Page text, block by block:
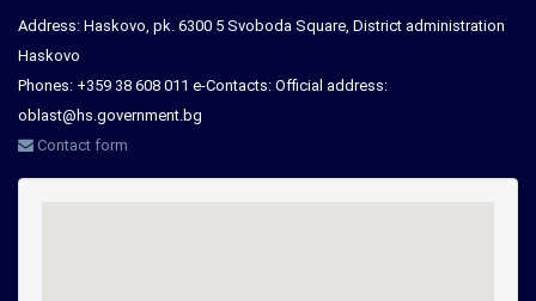
Address: Haskovo, pk. 6300 5 Svoboda Square, District administration
Haskovo
Phones: +359 38 608 011 e-Contacts: Official address:
oblast@hs.government.bg
Contact form